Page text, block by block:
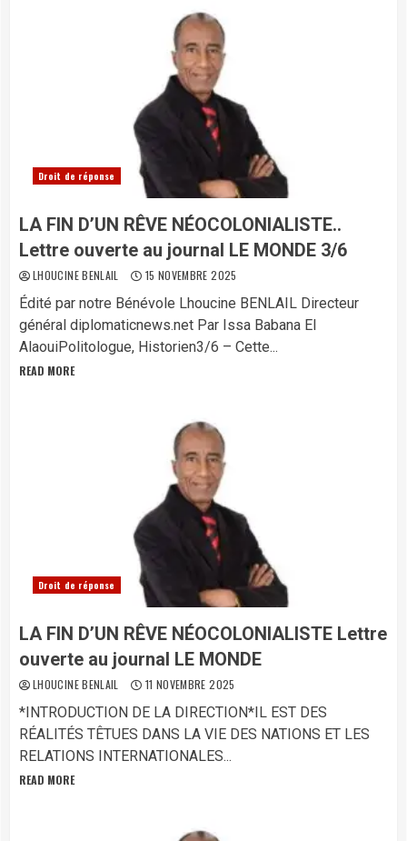
Droit de réponse
LA FIN D’UN RÊVE NÉOCOLONIALISTE..
Lettre ouverte au journal LE MONDE 3/6
LHOUCINE BENLAIL 15 NOVEMBRE 2025
Édité par notre Bénévole Lhoucine BENLAIL Directeur
général diplomaticnews.net Par Issa Babana El
AlaouiPolitologue, Historien3/6 – Cette...
READ MORE
Droit de réponse
LA FIN D’UN RÊVE NÉOCOLONIALISTE Lettre
ouverte au journal LE MONDE
LHOUCINE BENLAIL 11 NOVEMBRE 2025
*INTRODUCTION DE LA DIRECTION*IL EST DES
RÉALITÉS TÊTUES DANS LA VIE DES NATIONS ET LES
RELATIONS INTERNATIONALES...
READ MORE